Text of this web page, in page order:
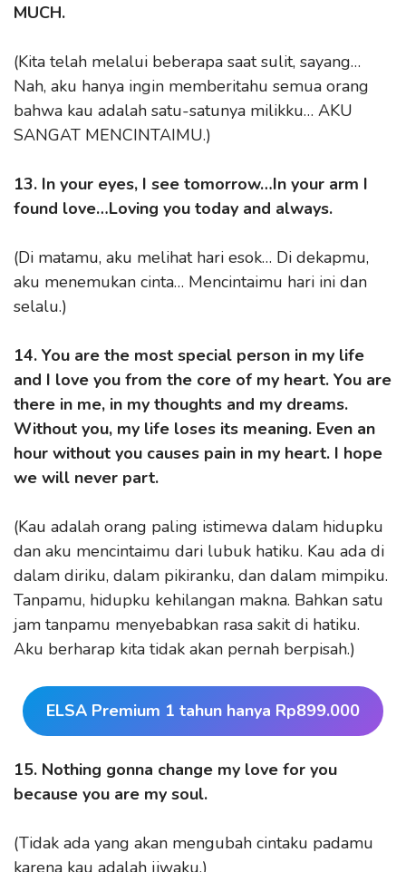
MUCH.
(Kita telah melalui beberapa saat sulit, sayang…
Nah, aku hanya ingin memberitahu semua orang
bahwa kau adalah satu-satunya milikku… AKU
SANGAT MENCINTAIMU.)
13. In your eyes, I see tomorrow…In your arm I
found love…Loving you today and always.
(Di matamu, aku melihat hari esok… Di dekapmu,
aku menemukan cinta… Mencintaimu hari ini dan
selalu.)
14. You are the most special person in my life
and I love you from the core of my heart. You are
there in me, in my thoughts and my dreams.
Without you, my life loses its meaning. Even an
hour without you causes pain in my heart. I hope
we will never part.
(Kau adalah orang paling istimewa dalam hidupku
dan aku mencintaimu dari lubuk hatiku. Kau ada di
dalam diriku, dalam pikiranku, dan dalam mimpiku.
Tanpamu, hidupku kehilangan makna. Bahkan satu
jam tanpamu menyebabkan rasa sakit di hatiku.
Aku berharap kita tidak akan pernah berpisah.)
ELSA Premium 1 tahun hanya Rp899.000
15. Nothing gonna change my love for you
because you are my soul.
(Tidak ada yang akan mengubah cintaku padamu
karena kau adalah jiwaku.)